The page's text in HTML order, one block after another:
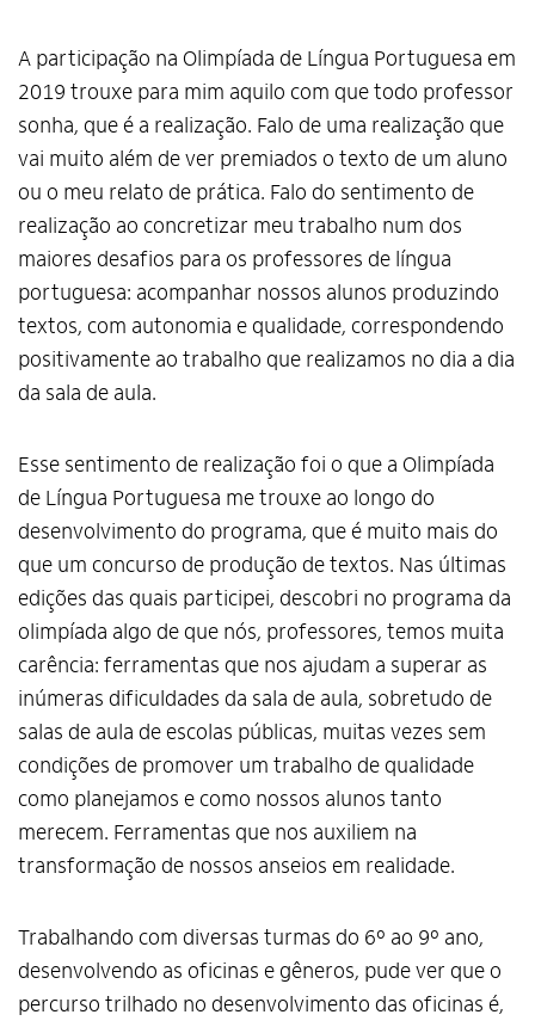
A participação na Olimpíada de Língua Portuguesa em
2019 trouxe para mim aquilo com que todo professor
sonha, que é a realização. Falo de uma realização que
vai muito além de ver premiados o texto de um aluno
ou o meu relato de prática. Falo do sentimento de
realização ao concretizar meu trabalho num dos
maiores desafios para os professores de língua
portuguesa: acompanhar nossos alunos produzindo
textos, com autonomia e qualidade, correspondendo
positivamente ao trabalho que realizamos no dia a dia
da sala de aula.
Esse sentimento de realização foi o que a Olimpíada
de Língua Portuguesa me trouxe ao longo do
desenvolvimento do programa, que é muito mais do
que um concurso de produção de textos. Nas últimas
edições das quais participei, descobri no programa da
olimpíada algo de que nós, professores, temos muita
carência: ferramentas que nos ajudam a superar as
inúmeras dificuldades da sala de aula, sobretudo de
salas de aula de escolas públicas, muitas vezes sem
condições de promover um trabalho de qualidade
como planejamos e como nossos alunos tanto
merecem. Ferramentas que nos auxiliem na
transformação de nossos anseios em realidade.
Trabalhando com diversas turmas do 6º ao 9º ano,
desenvolvendo as oficinas e gêneros, pude ver que o
percurso trilhado no desenvolvimento das oficinas é,